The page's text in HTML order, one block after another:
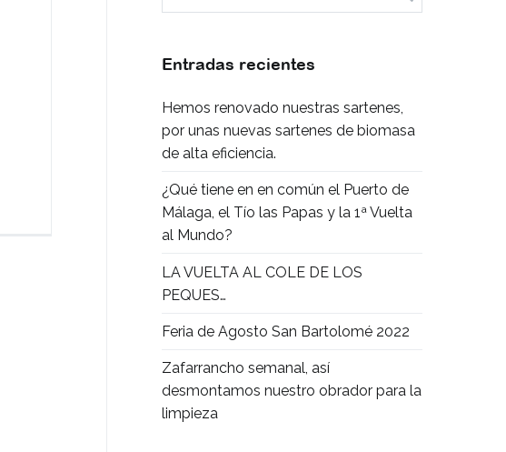
Entradas recientes
Hemos renovado nuestras sartenes,
por unas nuevas sartenes de biomasa
de alta eficiencia.
¿Qué tiene en en común el Puerto de
Málaga, el Tío las Papas y la 1ª Vuelta
al Mundo?
LA VUELTA AL COLE DE LOS
PEQUES…
Feria de Agosto San Bartolomé 2022
Zafarrancho semanal, así
desmontamos nuestro obrador para la
limpieza